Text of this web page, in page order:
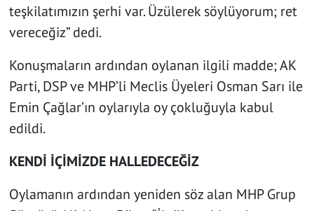
teşkilatımızın şerhi var. Üzülerek söylüyorum; ret
vereceğiz” dedi.
Konuşmaların ardından oylanan ilgili madde; AK
Parti, DSP ve MHP’li Meclis Üyeleri Osman Sarı ile
Emin Çağlar’ın oylarıyla oy çokluğuyla kabul
edildi.
KENDİ İÇİMİZDE HALLEDECEĞİZ
Oylamanın ardından yeniden söz alan MHP Grup